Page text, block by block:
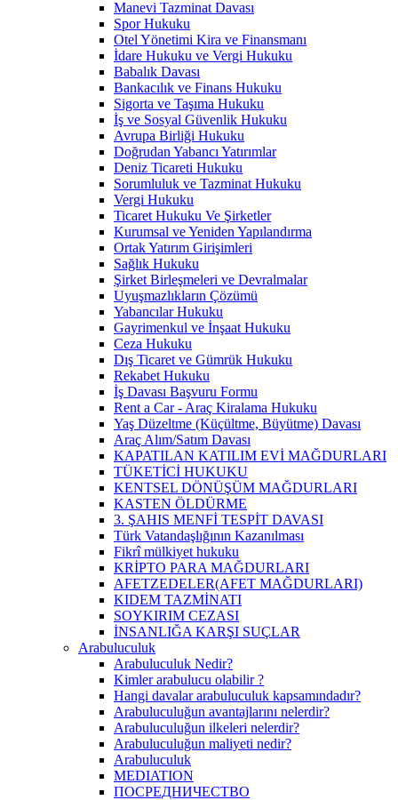
Manevi Tazminat Davası
Spor Hukuku
Otel Yönetimi Kira ve Finansmanı
İdare Hukuku ve Vergi Hukuku
Babalık Davası
Bankacılık ve Finans Hukuku
Sigorta ve Taşıma Hukuku
İş ve Sosyal Güvenlik Hukuku
Avrupa Birliği Hukuku
Doğrudan Yabancı Yatırımlar
Deniz Ticareti Hukuku
Sorumluluk ve Tazminat Hukuku
Vergi Hukuku
Ticaret Hukuku Ve Şirketler
Kurumsal ve Yeniden Yapılandırma
Ortak Yatırım Girişimleri
Sağlık Hukuku
Şirket Birleşmeleri ve Devralmalar
Uyuşmazlıkların Çözümü
Yabancılar Hukuku
Gayrimenkul ve İnşaat Hukuku
Ceza Hukuku
Dış Ticaret ve Gümrük Hukuku
Rekabet Hukuku
İş Davası Başvuru Formu
Rent a Car - Araç Kiralama Hukuku
Yaş Düzeltme (Küçültme, Büyütme) Davası
Araç Alım/Satım Davası
KAPATILAN KATILIM EVİ MAĞDURLARI
TÜKETİCİ HUKUKU
KENTSEL DÖNÜŞÜM MAĞDURLARI
KASTEN ÖLDÜRME
3. ŞAHIS MENFİ TESPİT DAVASI
Türk Vatandaşlığının Kazanılması
Fikrî mülkiyet hukuku
KRİPTO PARA MAĞDURLARI
AFETZEDELER(AFET MAĞDURLARI)
KIDEM TAZMİNATI
SOYKIRIM CEZASI
İNSANLIĞA KARŞI SUÇLAR
Arabuluculuk
Arabuluculuk Nedir?
Kimler arabulucu olabilir ?
Hangi davalar arabuluculuk kapsamındadır?
Arabuluculuğun avantajlarını nelerdir?
Arabuluculuğun ilkeleri nelerdir?
Arabuluculuğun maliyeti nedir?
Arabuluculuk
MEDIATION
ПОСРЕДНИЧЕСТВО